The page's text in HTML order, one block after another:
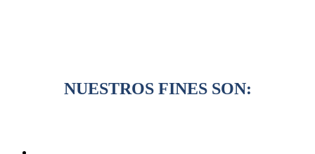
NUESTROS FINES SON: